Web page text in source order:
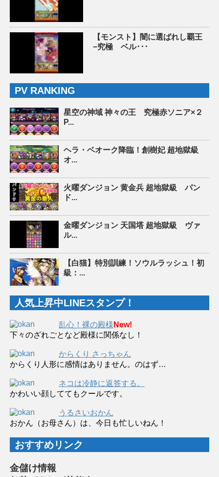
【モンスト】闇に選ばれし覇王
−究極 ベル･･･
PV RANKING
星空の神域 神々の王 究極赤ソニア×２
P...
ヘラ・ベオーク降臨！創樹妃 超地獄級
オ...
火曜ダンジョン 黄金兵 超地獄級 パン
ド...
金曜ダンジョン 天国塔 超地獄級 ヴァ
ル...
【白猫】特別訓練！ソウルラッシュ！初
級：...
人気上昇中LINEスタンプ！
乱心！裸の殿様 New!
下々のざれごとなど殿様に関係なし！
からくり さっちゃん
からくり人形に感情はありません。のはず…
ネコは冷静に返答する。
かわいい顔しててもクールです。
うるさいおかん
おかん（お母さん）は、今日も忙しいねん！
おすすめリンク
金儲け情報